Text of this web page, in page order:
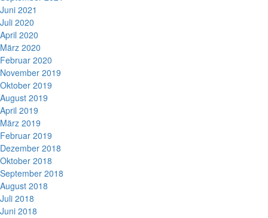
Juni 2021
Juli 2020
April 2020
März 2020
Februar 2020
November 2019
Oktober 2019
August 2019
April 2019
März 2019
Februar 2019
Dezember 2018
Oktober 2018
September 2018
August 2018
Juli 2018
Juni 2018